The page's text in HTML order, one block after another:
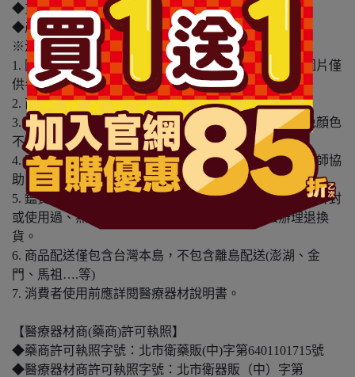
◆貨源：公司貨
◆產地：中國
※溫馨提醒：
1. 因電腦螢幕設定及個人觀感之差異，本賣場之商品圖片僅
供參考，依實際收到商品為準。
2. 商品包裝會有新舊轉換期，依實際收到商品為準。
3. 商品下訂前，建議實際試色、試用後再行購買，避免顏色
不符或肌膚不適等症狀。
4. 商品使用後若出現不適或非預期反應，請尋求專業醫師協
助。
5. 鑑賞期非試用期，本產品屬於私人消耗性產品，如已拆封
或使用過、無法恢復原狀、商品外盒損壞恕無法辦理退換
貨。
6. 商品配送僅包含台灣本島，不包含離島配送(澎湖、金
門、馬祖….等)
7. 消費者使用前應詳閱醫療器材說明書。
【醫療器材商(藥商)許可執照】
◆藥商許可執照字號：北市衛藥販(中)字第6401101715號
◆醫療器材商許可執照字號：北市衛器販（中）字第